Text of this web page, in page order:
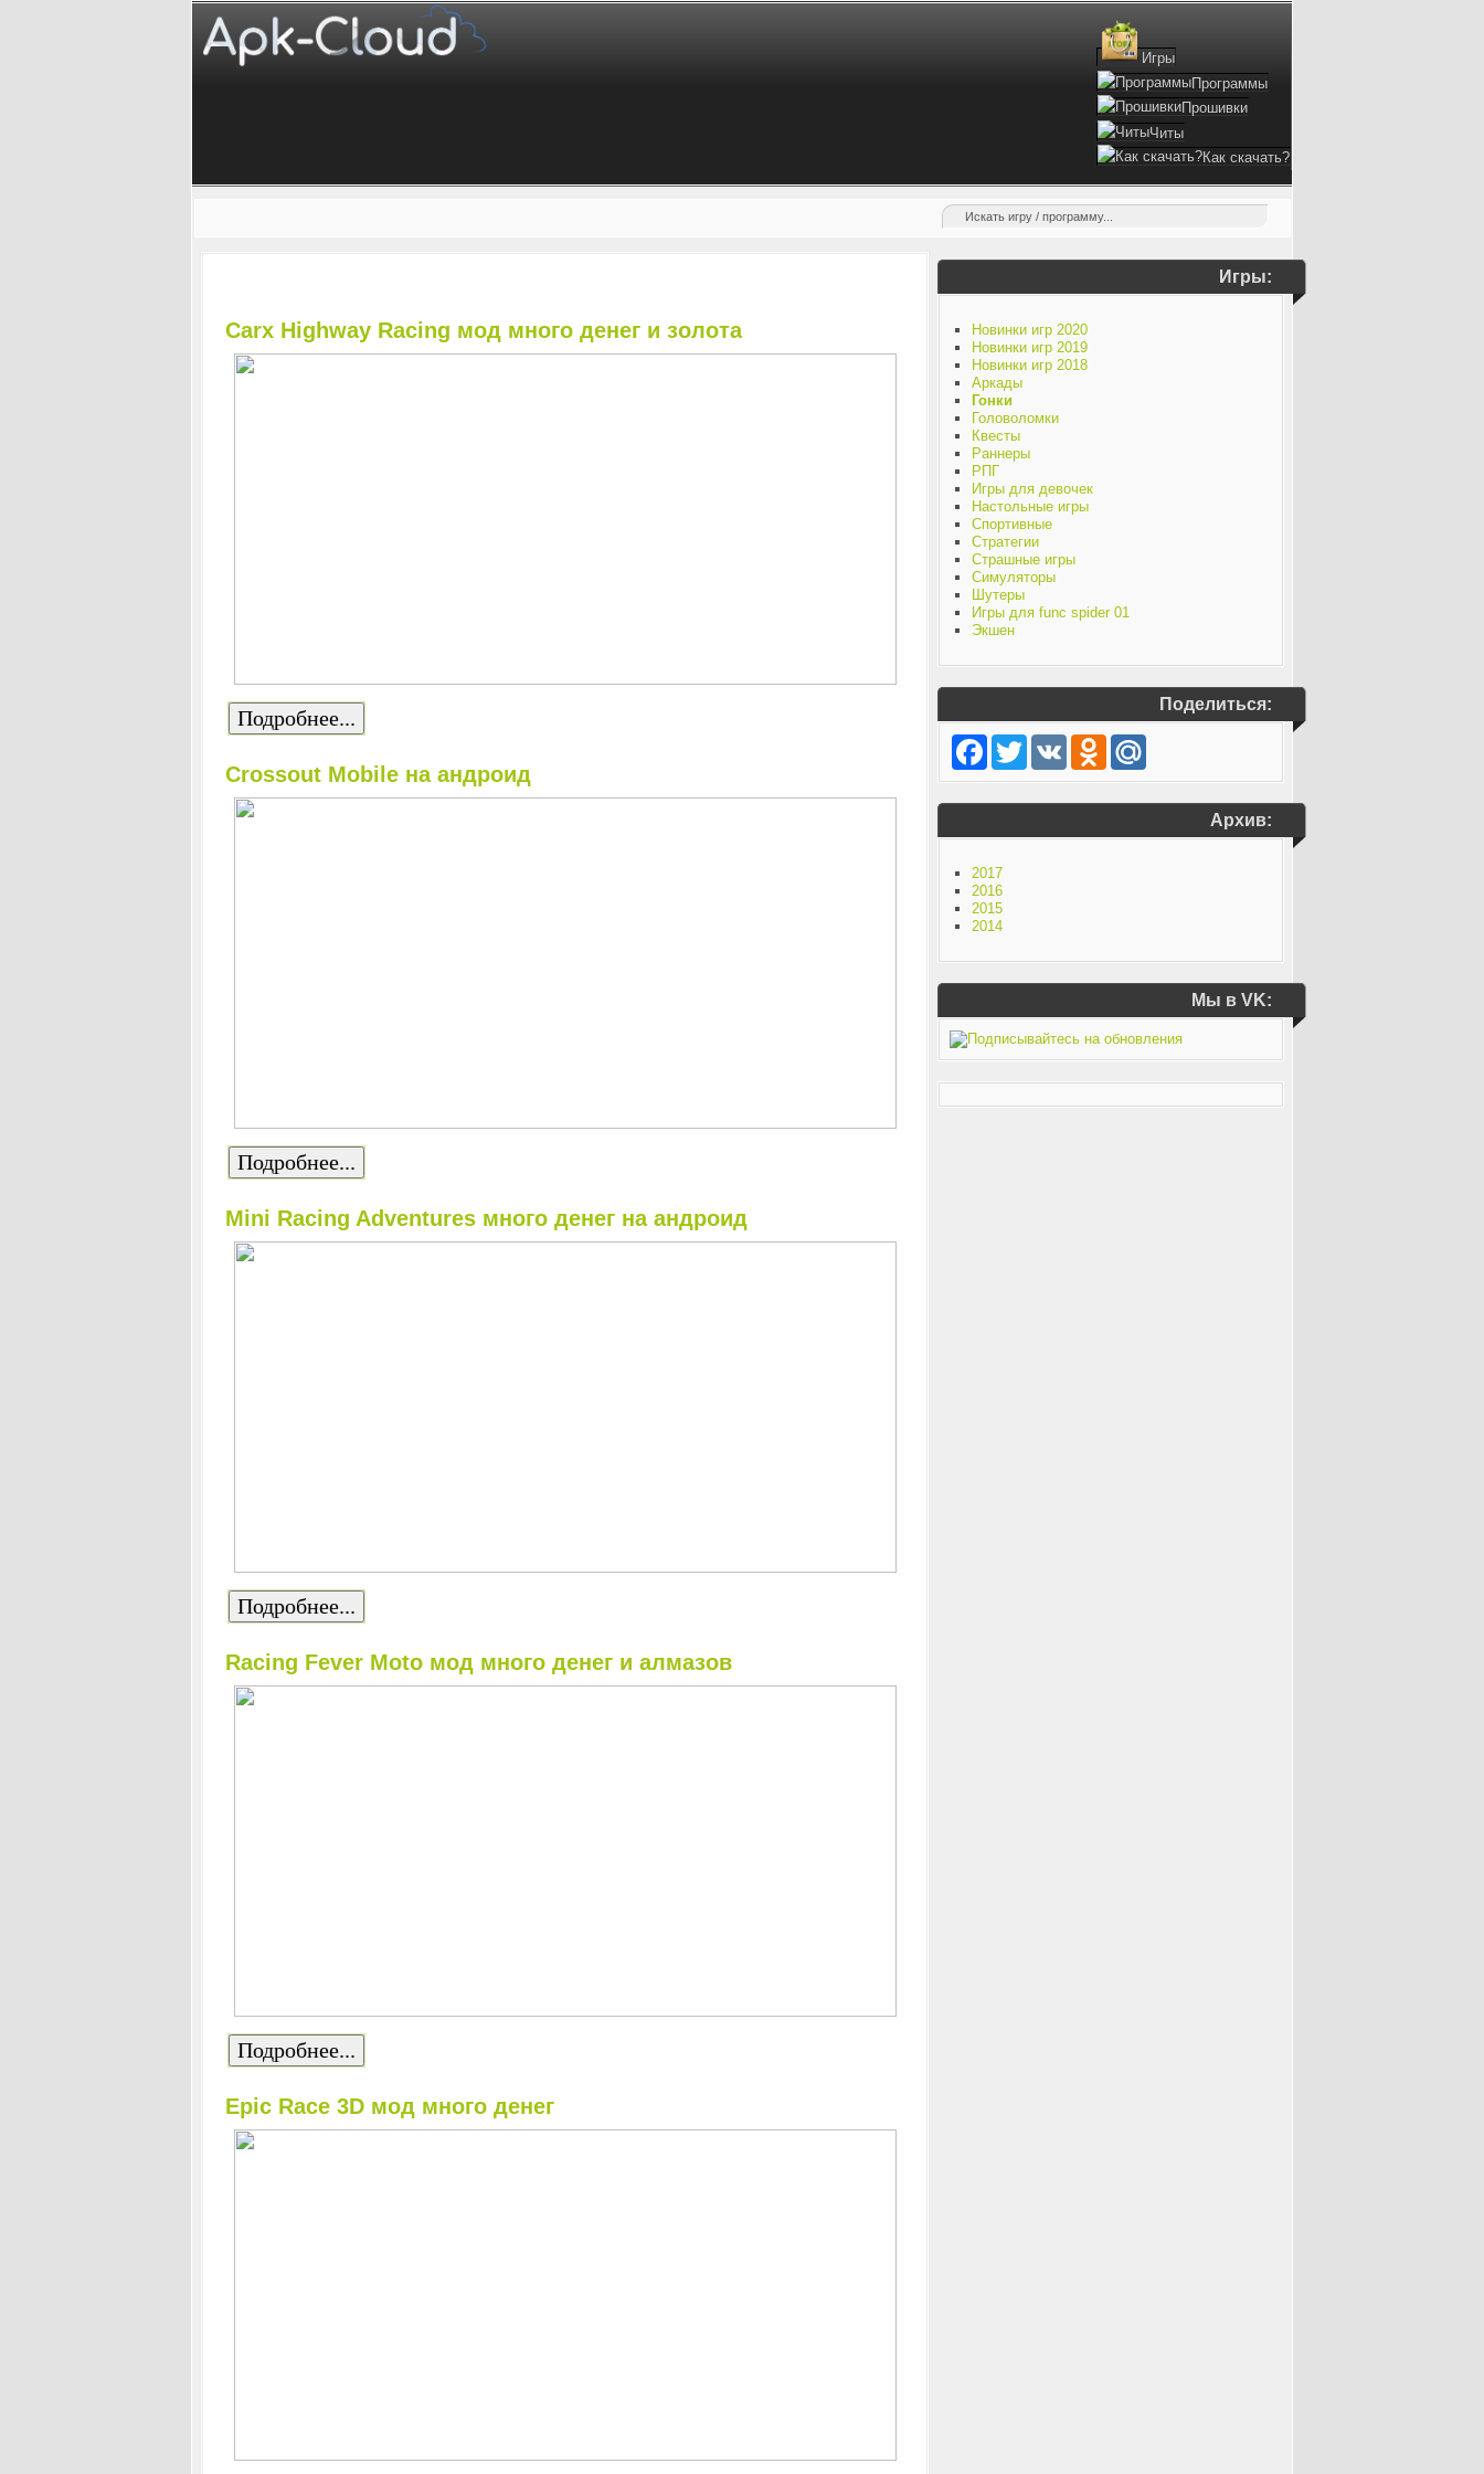
Игры
Программы
Прошивки
Читы
Как скачать?
Carx Highway Racing мод много денег и золота
Подробнее...
Crossout Mobile на андроид
Подробнее...
Mini Racing Adventures много денег на андроид
Подробнее...
Racing Fever Moto мод много денег и алмазов
Подробнее...
Epic Race 3D мод много денег
Игры:
Новинки игр 2020
Новинки игр 2019
Новинки игр 2018
Аркады
Гонки
Головоломки
Квесты
Раннеры
РПГ
Игры для девочек
Настольные игры
Спортивные
Стратегии
Страшные игры
Симуляторы
Шутеры
Игры для func spider 01
Экшен
Поделиться:
FacebookTwitter VK Odnoklassniki
Архив:
2017
2016
2015
2014
Мы в VK: